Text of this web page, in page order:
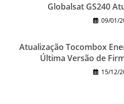
Globalsat GS240
09/01/
Atualização Tocombox
Última Versão de
15/12/